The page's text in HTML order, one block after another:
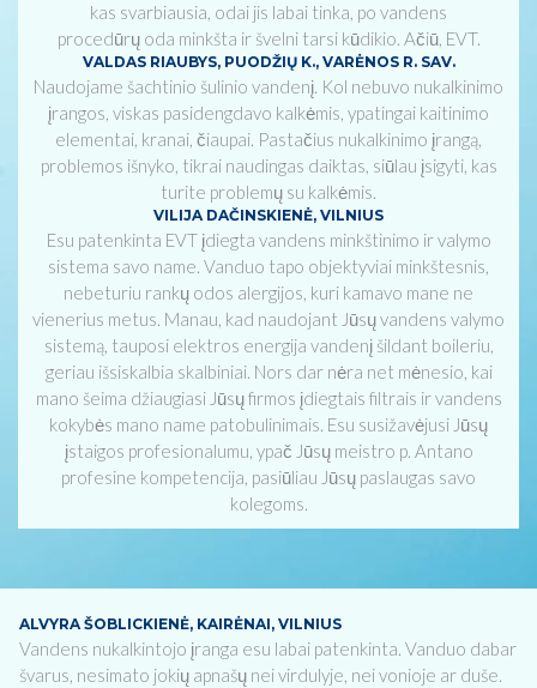
kas svarbiausia, odai jis labai tinka, po vandens
procedūrų oda minkšta ir švelni tarsi kūdikio. Ačiū, EVT.
VALDAS RIAUBYS, PUODŽIŲ K., VARĖNOS R. SAV.
Naudojame šachtinio šulinio vandenį. Kol nebuvo nukalkinimo
įrangos, viskas pasidengdavo kalkėmis, ypatingai kaitinimo
elementai, kranai, čiaupai. Pastačius nukalkinimo įrangą,
problemos išnyko, tikrai naudingas daiktas, siūlau įsigyti, kas
turite problemų su kalkėmis.
VILIJA DAČINSKIENĖ, VILNIUS
Esu patenkinta EVT įdiegta vandens minkštinimo ir valymo
sistema savo name. Vanduo tapo objektyviai minkštesnis,
nebeturiu rankų odos alergijos, kuri kamavo mane ne
vienerius metus. Manau, kad naudojant Jūsų vandens valymo
sistemą, tauposi elektros energija vandenį šildant boileriu,
geriau išsiskalbia skalbiniai. Nors dar nėra net mėnesio, kai
mano šeima džiaugiasi Jūsų firmos įdiegtais filtrais ir vandens
kokybės mano name patobulinimais. Esu susižavėjusi Jūsų
įstaigos profesionalumu, ypač Jūsų meistro p. Antano
profesine kompetencija, pasiūliau Jūsų paslaugas savo
kolegoms.
ALVYRA ŠOBLICKIENĖ, KAIRĖNAI, VILNIUS
Vandens nukalkintojo įranga esu labai patenkinta. Vanduo dabar
švarus, nesimato jokių apnašų nei virdulyje, nei vonioje ar duše.